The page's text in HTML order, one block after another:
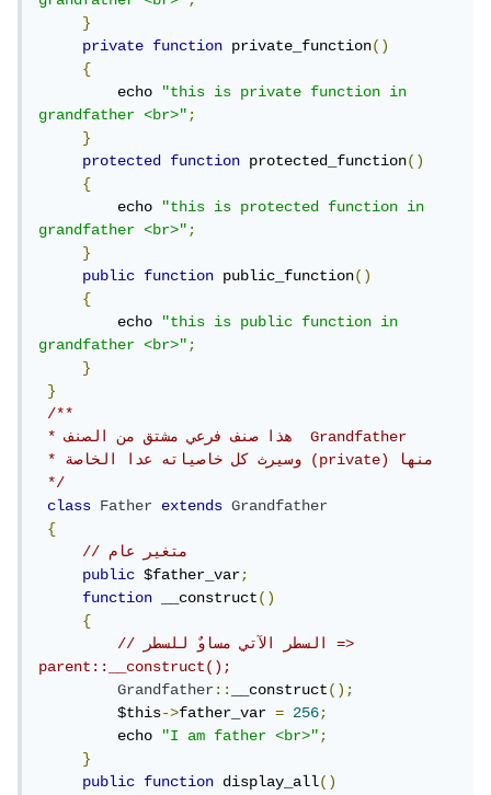
}
private
function private_function()
{
         echo
"this is private function in
grandfather <br>";
}
protected
function protected_function()
{
         echo
"this is protected function in
grandfather <br>";
}
public
function public_function()
{
         echo
"this is public function in
grandfather <br>";
}
}
/**
* هذا صنف فرعي مشتق من الصنف  Grandfather
* وسيرث كل خاصياته عدا الخاصة (private) منها
*/
class
Father extends
Grandfather
{
// متغير عام
public $father_var;
function
__construct()
{
// السطر الآتي مساوٌ للسطر =>
parent::__construct();
Grandfather:: __construct();
         $this
->father_var = 256;
         echo
"I am father <br>";
}
public
function display_all()